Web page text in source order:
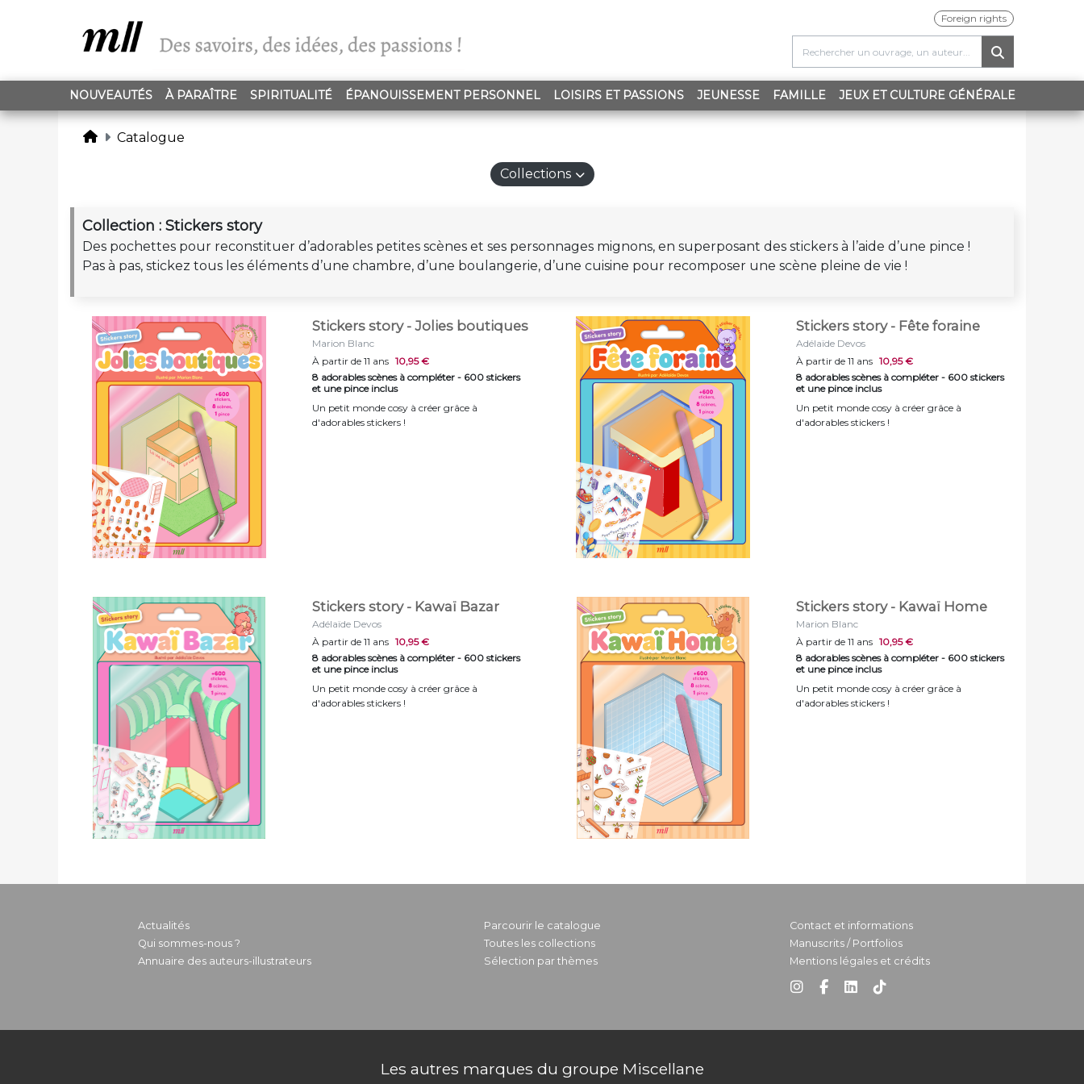
Foreign rights
NOUVEAUTÉS À PARAÎTRE SPIRITUALITÉ ÉPANOUISSEMENT PERSONNEL LOISIRS ET PASSIONS JEUNESSE FAMILLE JEUX ET CULTURE GÉNÉRALE
Catalogue
Collections
Collection : Stickers story
Des pochettes pour reconstituer d’adorables petites scènes et ses personnages mignons, en superposant des stickers à l’aide d’une pince !
Pas à pas, stickez tous les éléments d’une chambre, d’une boulangerie, d’une cuisine pour recomposer une scène pleine de vie !
Stickers story - Jolies boutiques
Marion Blanc
À partir de 11 ans 10,95 €
8 adorables scènes à compléter - 600 stickers
et une pince inclus
Un petit monde cosy à créer grâce à
d'adorables stickers !
Stickers story - Fête foraine
Adélaïde Devos
À partir de 11 ans 10,95 €
8 adorables scènes à compléter - 600 stickers
et une pince inclus
Un petit monde cosy à créer grâce à
d'adorables stickers !
Stickers story - Kawaï Bazar
Adélaïde Devos
À partir de 11 ans 10,95 €
8 adorables scènes à compléter - 600 stickers
et une pince inclus
Un petit monde cosy à créer grâce à
d'adorables stickers !
Stickers story - Kawaï Home
Marion Blanc
À partir de 11 ans 10,95 €
8 adorables scènes à compléter - 600 stickers
et une pince inclus
Un petit monde cosy à créer grâce à
d'adorables stickers !
Actualités
Qui sommes-nous ?
Annuaire des auteurs-illustrateurs
Parcourir le catalogue
Toutes les collections
Sélection par thèmes
Contact et informations
Manuscrits / Portfolios
Mentions légales et crédits
Les autres marques du groupe Miscellane